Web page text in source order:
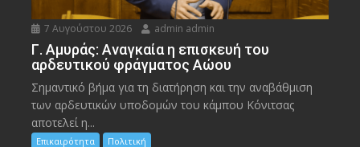
7 Αυγούστου 2026 admin admin
Γ. Αμυράς: Αναγκαία η επισκευή του
αρδευτικού φράγματος Αώου
Σημαντικό βήμα για τη διατήρηση και την αναβάθμιση
των αρδευτικών υποδομών του κάμπου Κόνιτσας
αποτελεί η...
Επικαιρότητα Πολιτική